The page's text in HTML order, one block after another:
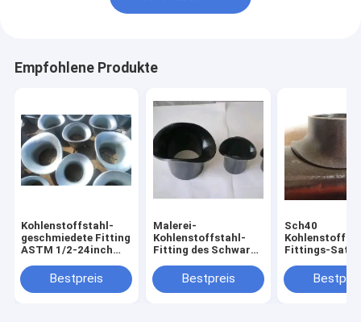
Empfohlene Produkte
Kohlenstoffstahl-
geschmiedete Fitting
ASTM 1/2-24inch
Bestpreis
Malerei-
Kohlenstoffstahl-
Fitting des Schwarz-
WPB
Bestpreis
Sch40
Fittings-
B16.9